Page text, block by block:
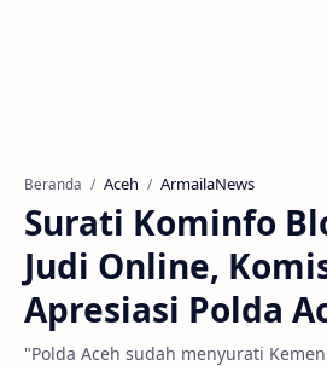
Beranda Aceh ArmailaNews
Surati Kominfo
Judi Online,
Apresiasi Polda
"Polda Aceh sudah menyurati